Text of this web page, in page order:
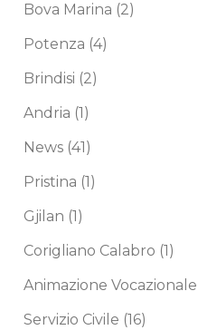
Bova Marina (2)
Potenza (4)
Brindisi (2)
Andria (1)
News (41)
Pristina (1)
Gjilan (1)
Corigliano Calabro (1)
Animazione Vocazionale
Servizio Civile (16)